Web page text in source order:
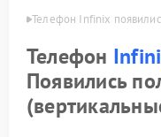
Телефон Infinix
Телефон
Появились